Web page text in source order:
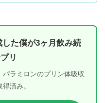
た僕が3ヶ月飲み続
リ
ラミロンのプリン体吸収
済み。